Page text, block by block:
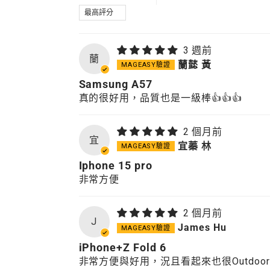
SORT BY
蘭
3 週前
蘭懿 黃
Samsung A57
真的很好用，品質也是一級棒👍👍👍
宜
2 個月前
宜蓁 林
Iphone 15 pro
非常方便
J
2 個月前
James Hu
iPhone+Z Fold 6
非常方便與好用，況且看起來也很